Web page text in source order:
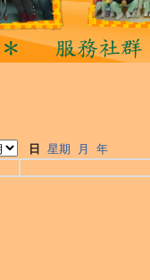
日 星期 月
年